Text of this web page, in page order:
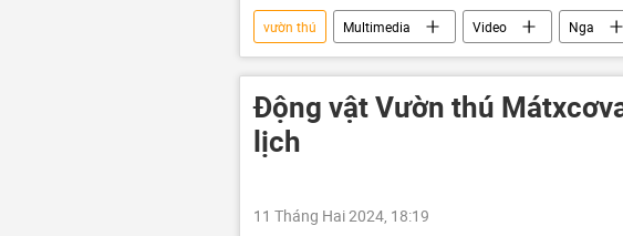
vườn thú Multimedia Video Nga
Động vật Vườn thú
lịch
11 Tháng Hai 2024, 18:19